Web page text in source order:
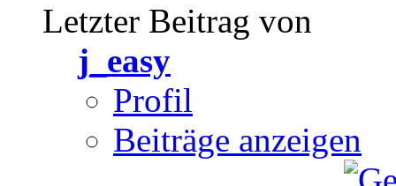
Letzter Beitrag von
j_easy
Profil
Beiträge anzeigen